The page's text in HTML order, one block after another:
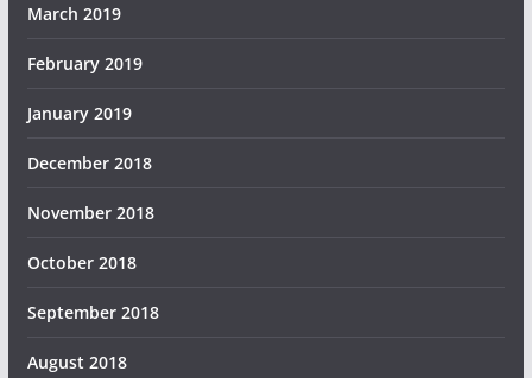
March 2019
February 2019
January 2019
December 2018
November 2018
October 2018
September 2018
August 2018